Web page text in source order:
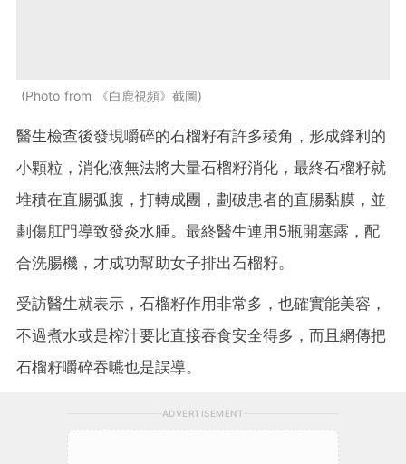
Photo from 《白鹿視頻》截圖
醫生檢查後發現嚼碎的石榴籽有許多稜角，形成鋒利的
小顆粒，消化液無法將大量石榴籽消化，最終石榴籽就
堆積在直腸弧腹，打轉成團，劃破患者的直腸黏膜，並
劃傷肛門導致發炎水腫。最終醫生連用5瓶開塞露，配
合洗腸機，才成功幫助女子排出石榴籽。
受訪醫生就表示，石榴籽作用非常多，也確實能美容，
不過煮水或是榨汁要比直接吞食安全得多，而且網傳把
石榴籽嚼碎吞嚥也是誤導。
ADVERTISEMENT